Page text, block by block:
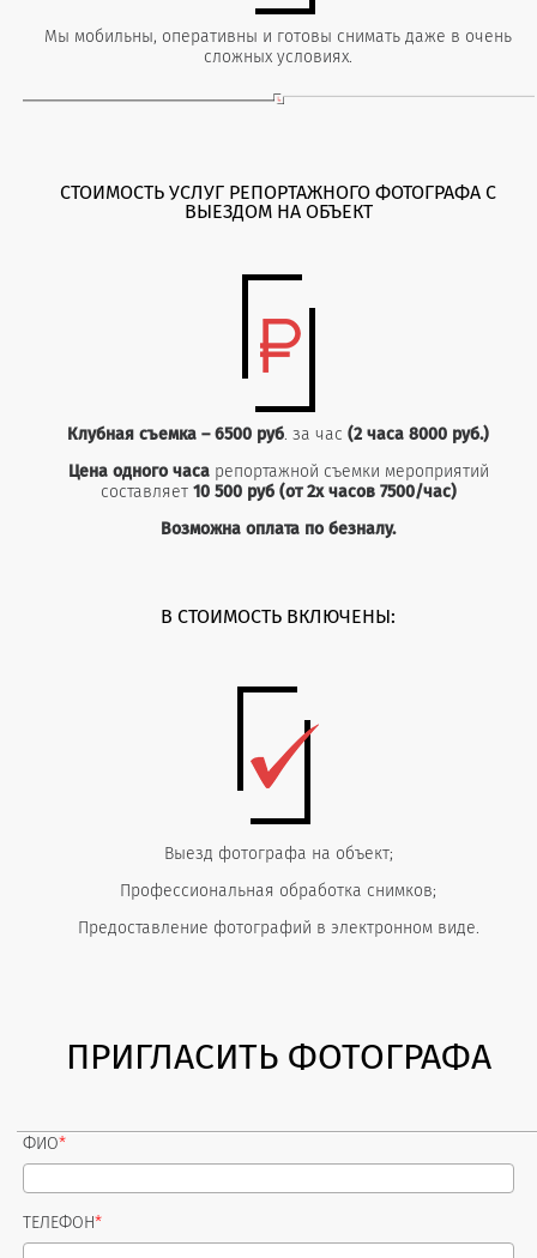
Мы мобильны, оперативны и готовы снимать даже в очень
сложных условиях.
СТОИМОСТЬ УСЛУГ РЕПОРТАЖНОГО ФОТОГРАФА С
ВЫЕЗДОМ НА ОБЪЕКТ
Клубная съемка – 6500 руб. за час(2 часа 8000 руб.)
Цена одного часарепортажной съемки мероприятий
составляет 10 500 руб (от 2х часов 7500/час)
Возможна оплата по безналу.
В СТОИМОСТЬ ВКЛЮЧЕНЫ:
Выезд фотографа на объект;
Профессиональная обработка снимков;
Предоставление фотографий в электронном виде.
ПРИГЛАСИТЬ ФОТОГРАФА
ФИО*
ТЕЛЕФОН*